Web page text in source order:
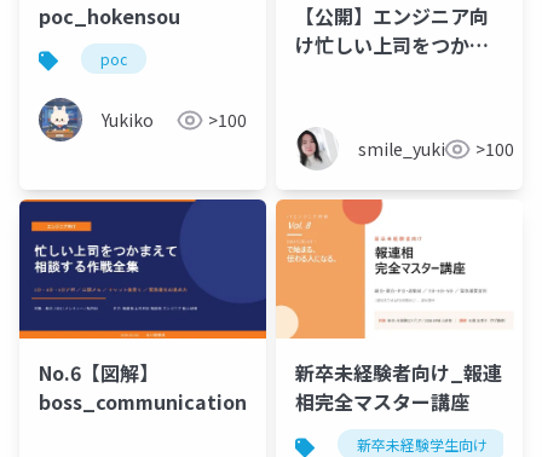
poc_hokensou
poc
Yukiko >100
【公開】エンジニア向
け忙しい上司をつかま
smile_yukiko_it>100
No.6【図解】
boss_communication
新卒未経験者向け_報連
相完全マスター講座
新卒未経験学生向け